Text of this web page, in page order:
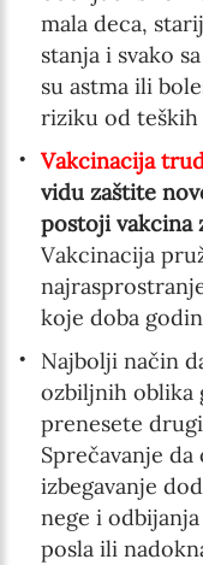
mala deca,
stanja i svako
su astma ili
riziku od teških
Vakcinacija
vidu zaštite
postoji vakcina
Vakcinacija
koje doba
Najbolji način
ozbiljnih oblika
prenesete
Sprečavanje
izbegavanje
nege i
posla ili